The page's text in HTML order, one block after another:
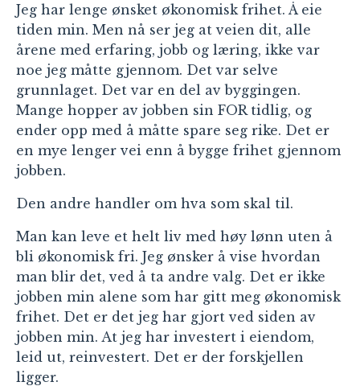
Jeg har lenge ønsket økonomisk frihet. Å eie
tiden min. Men nå ser jeg at veien dit, alle
årene med erfaring, jobb og læring, ikke var
noe jeg måtte gjennom. Det var selve
grunnlaget. Det var en del av byggingen.
Mange hopper av jobben sin FOR tidlig, og
ender opp med å måtte spare seg rike. Det er
en mye lenger vei enn å bygge frihet gjennom
jobben.
Den andre handler om hva som skal til.
Man kan leve et helt liv med høy lønn uten å
bli økonomisk fri. Jeg ønsker å vise hvordan
man blir det, ved å ta andre valg. Det er ikke
jobben min alene som har gitt meg økonomisk
frihet. Det er det jeg har gjort ved siden av
jobben min. At jeg har investert i eiendom,
leid ut, reinvestert. Det er der forskjellen
ligger.